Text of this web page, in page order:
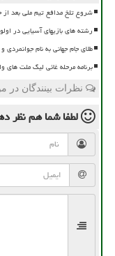
شروع تلخ مدافع تیم ملی بعد
رشته های بازیهای آسیایی در
طلای جام جهانی به نام جوانمردی
برنامه مرحله غائی لیگ ملت های
نظرات بینندگان در
لطفا شما همنظر